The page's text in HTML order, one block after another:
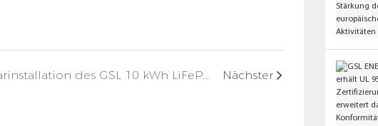
Solarinstallation des GSL 10 kWh LiFePO4-Batteriespeichersystems mit Growatt-Wechselrichter auf den Philippinen Nächster